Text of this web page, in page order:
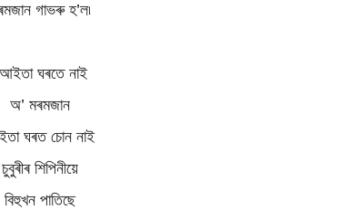
গাভৰু হ’ল৷
ঘৰতে নাই
অ’ মৰমজান
ঘৰত চোন নাই
চুবুৰীৰ শিপিনীয়ে
বিহুখন পাতিছে